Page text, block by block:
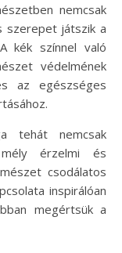
nemcsak
szerepet játszik a
kék színnel való
védelmének
az egészséges
tehát nemcsak
érzelmi és
csodálatos
inspirálóan
megértsük a